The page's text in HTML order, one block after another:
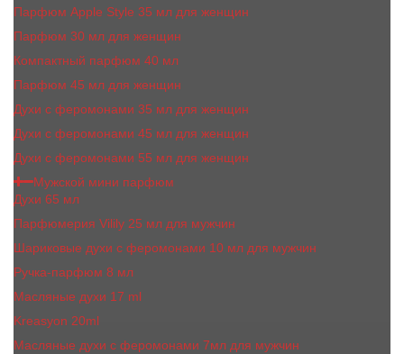
Парфюм Apple Style 35 мл для женщин
Парфюм 30 мл для женщин
Компактный парфюм 40 мл
Парфюм 45 мл для женщин
Духи с феромонами 35 мл для женщин
Духи с феромонами 45 мл для женщин
Духи с феромонами 55 мл для женщин
Мужской мини парфюм
Духи 65 мл
Парфюмерия Vilily 25 мл для мужчин
Шариковые духи с феромонами 10 мл для мужчин
Ручка-парфюм 8 мл
Масляные духи 17 ml
Kreasyon 20ml
Масляные духи c феромонами 7мл для мужчин